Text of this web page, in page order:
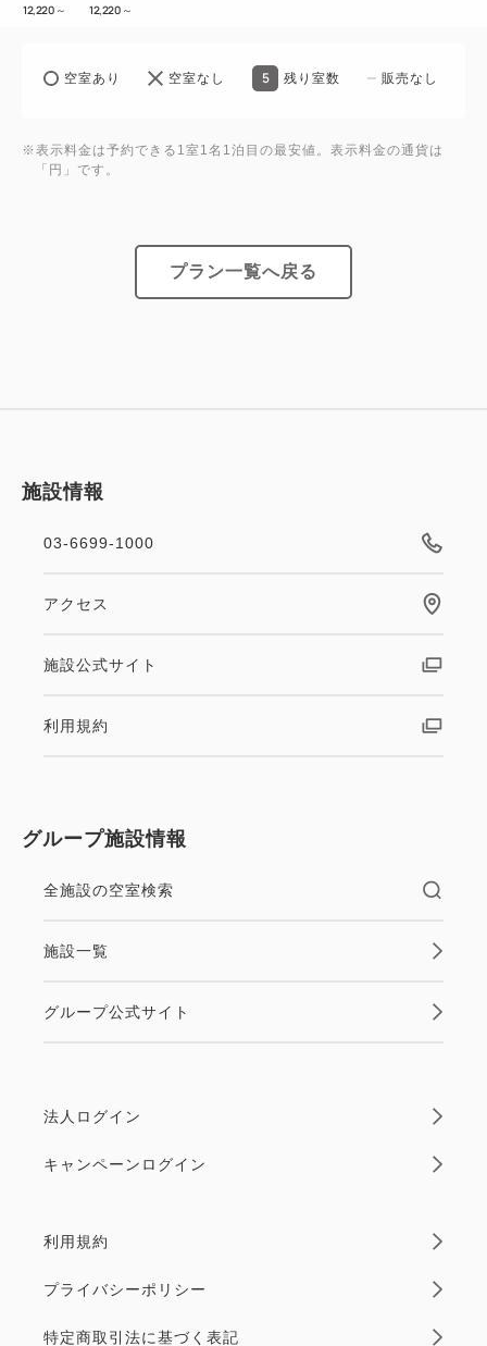
12,220 ～ 12,220 ～
空室あり 空室なし 5 残り室数 販売なし
※表示料金は予約できる1室1名1泊目の最安値。表示料金の通貨は
「円」です。
プラン一覧へ戻る
施設情報
03-6699-1000
アクセス
施設公式サイト
利用規約
グループ施設情報
全施設の空室検索
施設一覧
グループ公式サイト
法人ログイン
キャンペーンログイン
利用規約
プライバシーポリシー
特定商取引法に基づく表記